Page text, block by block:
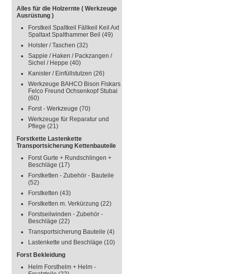
Alles für die Holzernte ( Werkzeuge
Ausrüstung )
Forstkeil Spaltkeil Fällkeil Keil Axt
Spaltaxt Spalthammer Beil (49)
Holster / Taschen (32)
Sappie / Haken / Packzangen /
Sichel / Heppe (40)
Kanister / Einfüllstutzen (26)
Werkzeuge BAHCO Bison Fiskars
Felco Freund Ochsenkopf Stubai
(60)
Forst - Werkzeuge (70)
Werkzeuge für Reparatur und
Pflege (21)
Forstkette Lastenkette
Transportsicherung Kettenbauteile
Forst Gurte + Rundschlingen +
Beschläge (17)
Forstketten - Zubehör - Bauteile
(52)
Forstketten (43)
Forstketten m. Verkürzung (22)
Forstseilwinden - Zubehör -
Beschläge (22)
Transportsicherung Bauteile (4)
Lastenkette und Beschläge (10)
Forst Bekleidung
Helm Forsthelm + Helm -